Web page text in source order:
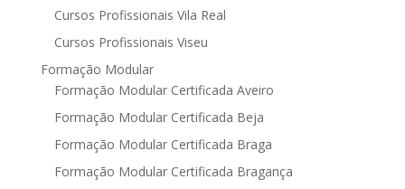
Cursos Profissionais Vila Real
Cursos Profissionais Viseu
Formação Modular
Formação Modular Certificada Aveiro
Formação Modular Certificada Beja
Formação Modular Certificada Braga
Formação Modular Certificada Bragança